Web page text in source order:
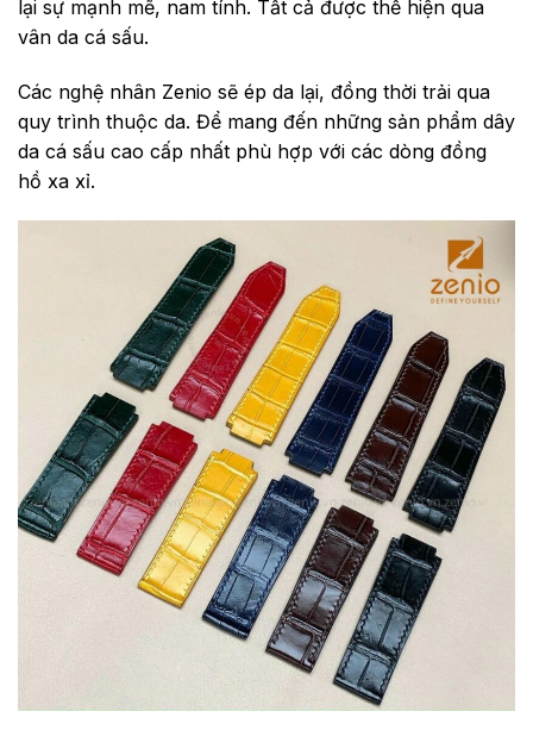
lại sự mạnh mẽ, nam tính. Tất cả được thể hiện qua
vân da cá sấu.
Các nghệ nhân Zenio sẽ ép da lại, đồng thời trải qua
quy trình thuộc da. Để mang đến những sản phẩm dây
da cá sấu cao cấp nhất phù hợp với các dòng đồng
hồ xa xỉ.